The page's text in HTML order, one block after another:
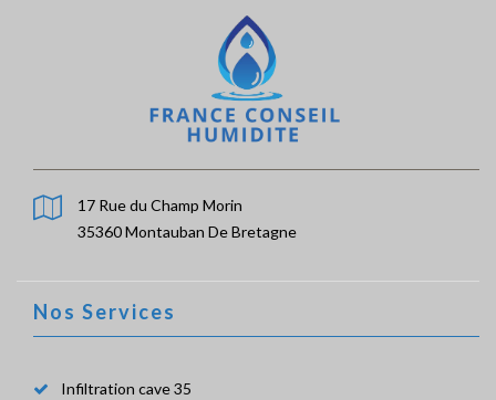
17 Rue du Champ Morin
35360 Montauban De Bretagne
Nos Services
Infiltration cave 35